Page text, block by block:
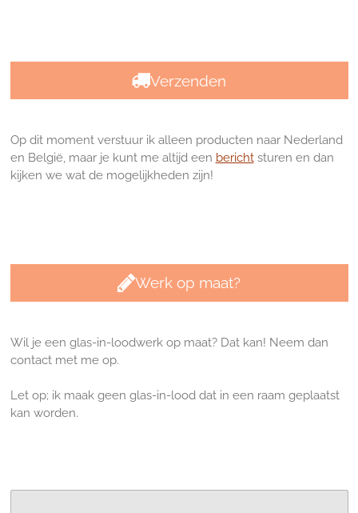
Verzenden
Op dit moment verstuur ik alleen producten naar Nederland
en België, maar je kunt me altijd een berichtsturen en dan
kijken we wat de mogelijkheden zijn!
Werk op maat?
Wil je een glas-in-loodwerk op maat? Dat kan! Neem dan
contact met me op.
Let op; ik maak geen glas-in-lood dat in een raam geplaatst
kan worden.